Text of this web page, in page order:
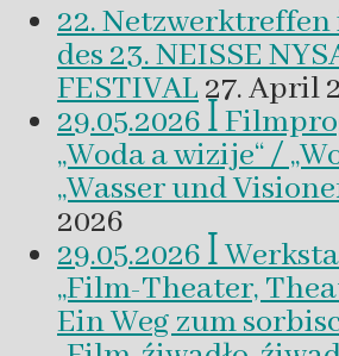
22.
des 23. NEISSE
FESTIVAL 27. April
29.05.2026 ꟾ
„Woda a wizije“ /
„Wasser und
2026
29.05.2026 ꟾ
„Film-Theater,
Ein Weg zum